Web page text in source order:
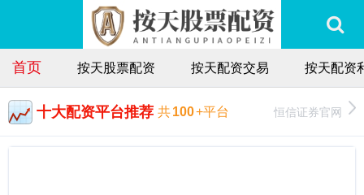
首页 按天股票配资 按天配资交易 按天配资
十大配资平台推荐 共100+平台 恒信证券官网